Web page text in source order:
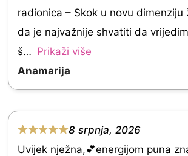
.
0
o
u
t
o
f
5
radionica – Skok u novu dimenziju
da je najvažnije shvatiti da
š
Prikaži više
Anamarija
8 srpnja, 2026
Uvijek nježna,💕energijom puna